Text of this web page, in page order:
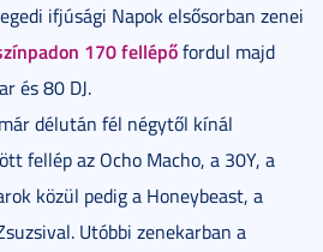
ifjúsági Napok elsősorban zenei
170 fellépőfordul majd
és 80 DJ.
délután fél négytől kínál
fellép az Ocho Macho, a 30Y, a
közül pedig a Honeybeast, a
Utóbbi zenekarban a